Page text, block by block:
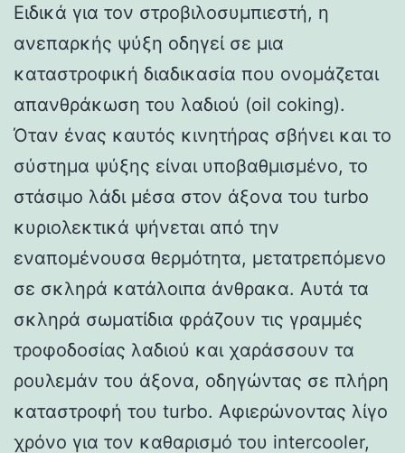
Ειδικά για τον στροβιλοσυμπιεστή, η
ανεπαρκής ψύξη οδηγεί σε μια
καταστροφική διαδικασία που ονομάζεται
απανθράκωση του λαδιού (oil coking).
Όταν ένας καυτός κινητήρας σβήνει και το
σύστημα ψύξης είναι υποβαθμισμένο, το
στάσιμο λάδι μέσα στον άξονα του turbo
κυριολεκτικά ψήνεται από την
εναπομένουσα θερμότητα, μετατρεπόμενο
σε σκληρά κατάλοιπα άνθρακα. Αυτά τα
σκληρά σωματίδια φράζουν τις γραμμές
τροφοδοσίας λαδιού και χαράσσουν τα
ρουλεμάν του άξονα, οδηγώντας σε πλήρη
καταστροφή του turbo. Αφιερώνοντας λίγο
χρόνο για τον καθαρισμό του intercooler,